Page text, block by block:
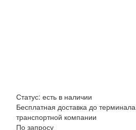
Статус: есть в наличии
Бесплатная доставка до терминала
транспортной компании
По запросу